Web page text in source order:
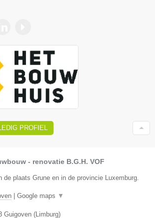
PROFIEL
- renovatie B.G.H. VOF
de plaats Grune en in de provincie Luxemburg.
Google maps ▼
Guigoven ( Limburg)